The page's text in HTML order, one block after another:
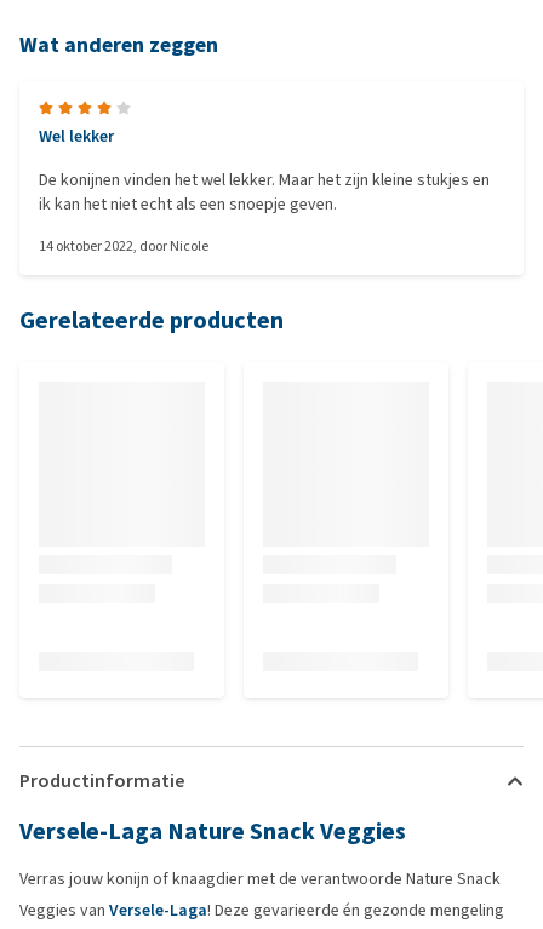
Wat anderen zeggen
Wel lekker
De konijnen vinden het wel lekker. Maar het zijn kleine stukjes en
ik kan het niet echt als een snoepje geven.
14 oktober 2022, doorNicole
Gerelateerde producten
Productinformatie
Versele-Laga Nature Snack Veggies
Verras jouw konijn of knaagdier met de verantwoorde Nature Snack
Veggies van Versele-Laga! Deze gevarieerde én gezonde mengeling